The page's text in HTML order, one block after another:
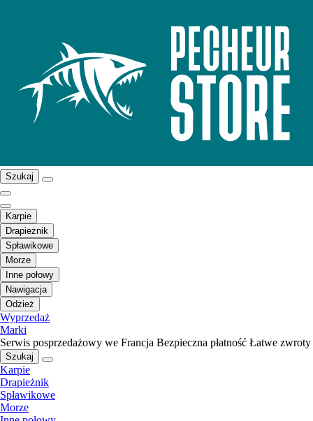
Szukaj
Karpie
Drapieżnik
Spławikowe
Morze
Inne połowy
Nawigacja
Odzież
Wyprzedaż
Marki
Serwis posprzedażowy we Francja Bezpieczna płatność Łatwe zwroty
Szukaj
Karpie
Drapieżnik
Spławikowe
Morze